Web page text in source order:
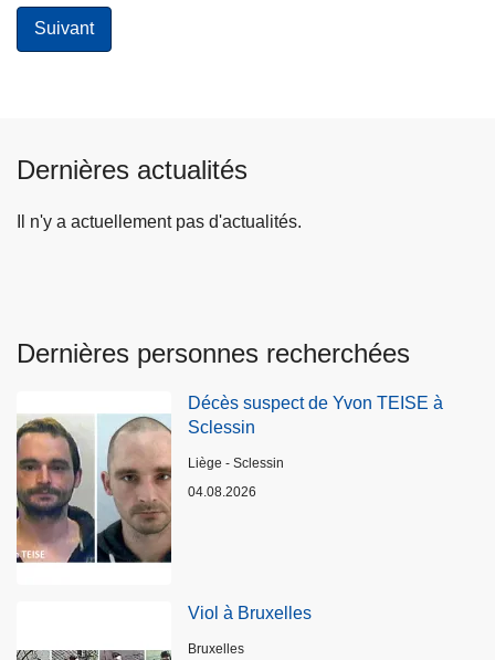
Dernières actualités
Il n'y a actuellement pas d'actualités.
Dernières personnes recherchées
Décès suspect de Yvon TEISE à
Sclessin
Lieux
Liège - Sclessin
04.08.2026
Viol à Bruxelles
Lieux
Bruxelles